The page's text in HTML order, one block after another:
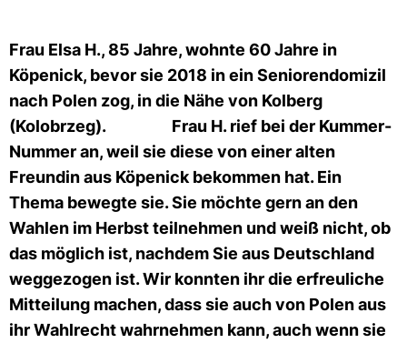
Frau Elsa H., 85 Jahre, wohnte 60 Jahre in
Köpenick, bevor sie 2018 in ein Seniorendomizil
nach Polen zog, in die Nähe von Kolberg
(Kolobrzeg). Frau H. rief bei der Kummer-
Nummer an, weil sie diese von einer alten
Freundin aus Köpenick bekommen hat. Ein
Thema bewegte sie. Sie möchte gern an den
Wahlen im Herbst teilnehmen und weiß nicht, ob
das möglich ist, nachdem Sie aus Deutschland
weggezogen ist. Wir konnten ihr die erfreuliche
Mitteilung machen, dass sie auch von Polen aus
ihr Wahlrecht wahrnehmen kann, auch wenn sie